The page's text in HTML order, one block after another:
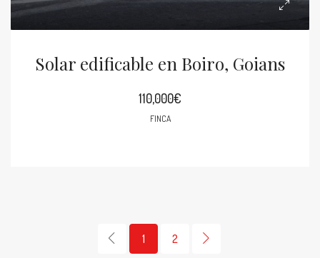
Solar edificable en Boiro, Goians
110,000€
FINCA
1 2